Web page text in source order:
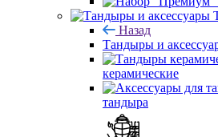
Назад
Тандыры и
керамические
тандыра